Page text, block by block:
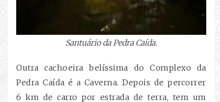
Santuário da Pedra Caída.
Outra cachoeira belíssima do Complexo da
Pedra Caída é a Caverna. Depois de percorrer
6 km de carro por estrada de terra, tem um